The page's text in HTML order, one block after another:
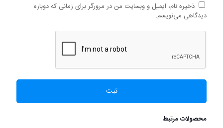
ذخیره نام، ایمیل و وبسایت من در مرورگر برای زمانی که دوباره
دیدگاهی می‌نویسم.
محصولات مرتبط